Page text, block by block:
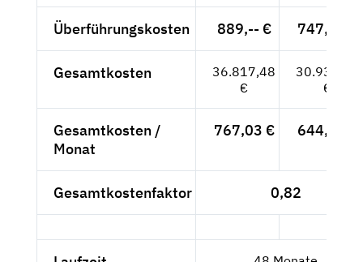
Überführungskosten 889,-- € 747,06 €
Gesamtkosten
36.817,48
€
30.939,06
€
Gesamtkosten /
Monat
767,03 € 644,56 €
Gesamtkostenfaktor 0,82